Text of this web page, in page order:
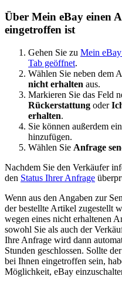
Über Mein eBay einen
eingetroffen ist
Gehen Sie zu Mein
Tab geöffnet.
Wählen Sie neben dem
nicht erhalten aus.
Markieren Sie das Feld
Rückerstattung oder
erhalten.
Sie können außerdem
hinzufügen.
Wählen Sie Anfrage
Nachdem Sie den Verkäufer
den Status Ihrer Anfrage
Wenn aus den Angaben zur
der bestellte Artikel zugestellt
wegen eines nicht erhaltenen
sowohl Sie als auch der
Ihre Anfrage wird dann
Stunden geschlossen. Sollte
bei Ihnen eingetroffen sein,
Möglichkeit, eBay